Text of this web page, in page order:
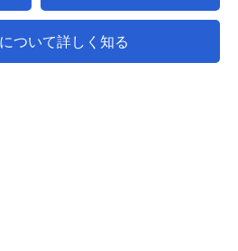
ついて詳しく知る